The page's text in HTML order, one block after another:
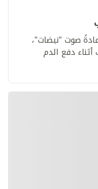
صوت "نبضات"،
دفع الدم